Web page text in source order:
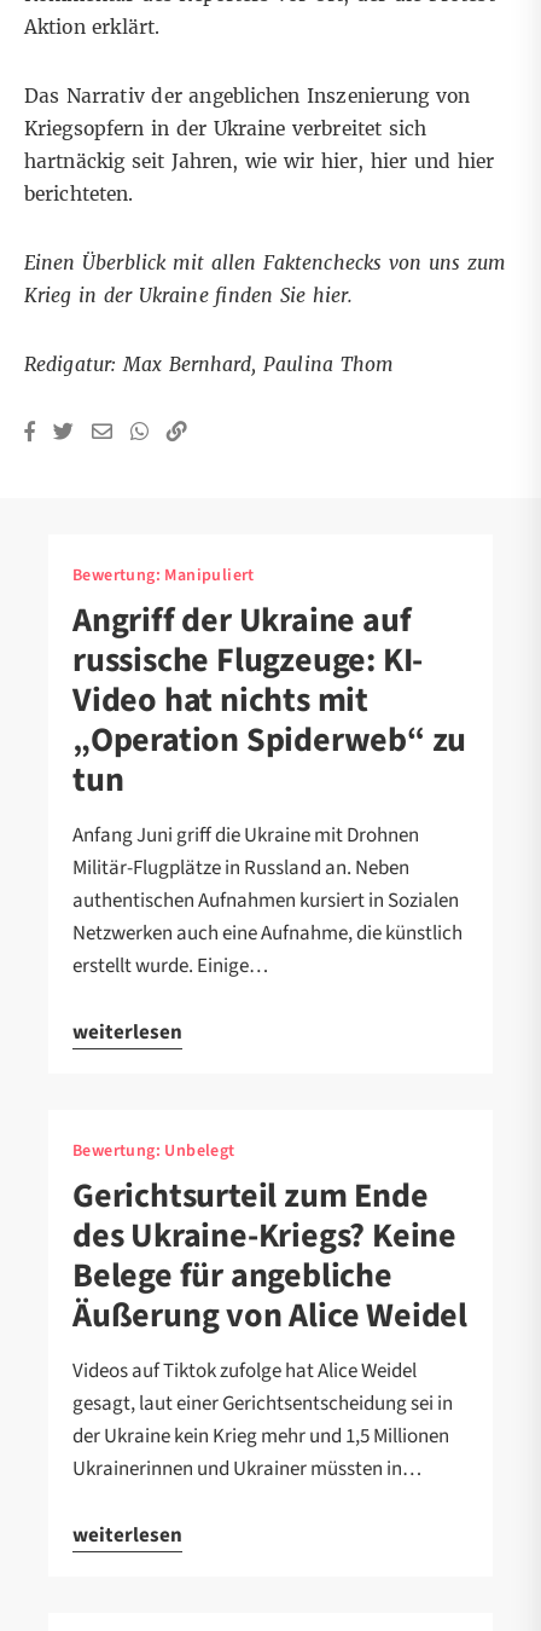
Aktion erklärt.
Das Narrativ der angeblichen Inszenierung von
Kriegsopfern in der Ukraine verbreitet sich
hartnäckig seit Jahren, wie wir hier,hier undhier
berichteten.
Einen Überblick mit allen Faktenchecks von uns zum
Krieg in der Ukraine finden Sie hier.
Redigatur: Max Bernhard, Paulina Thom
Bewertung: Manipuliert
Angriff der Ukraine auf
russische Flugzeuge: KI-
Video hat nichts mit
„Operation Spiderweb“ zu
tun
Anfang Juni griff die Ukraine mit Drohnen
Militär-Flugplätze in Russland an. Neben
authentischen Aufnahmen kursiert in Sozialen
Netzwerken auch eine Aufnahme, die künstlich
erstellt wurde. Einige…
weiterlesen
Bewertung: Unbelegt
Gerichtsurteil zum Ende
des Ukraine-Kriegs? Keine
Belege für angebliche
Äußerung von Alice Weidel
Videos auf Tiktok zufolge hat Alice Weidel
gesagt, laut einer Gerichtsentscheidung sei in
der Ukraine kein Krieg mehr und 1,5 Millionen
Ukrainerinnen und Ukrainer müssten in…
weiterlesen